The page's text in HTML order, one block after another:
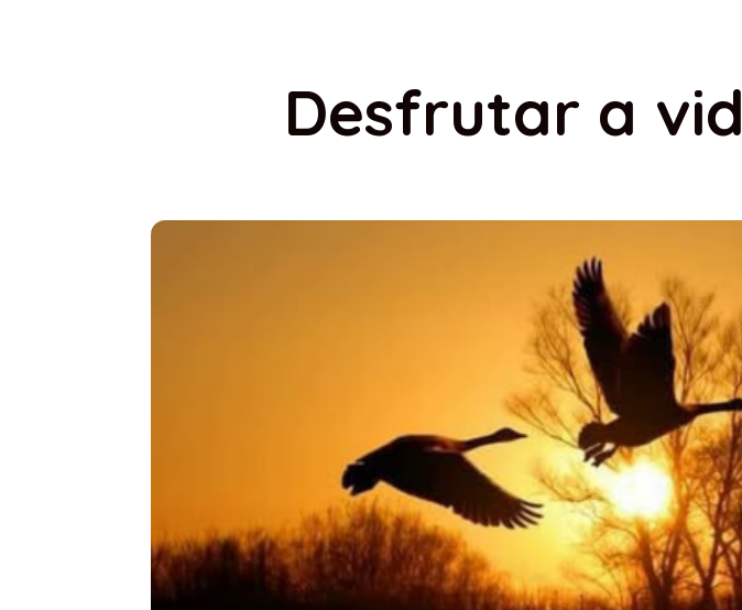
Desfrutar a